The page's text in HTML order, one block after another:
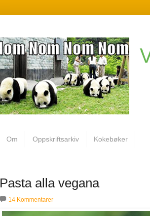
Om Oppskriftsarkiv Kokebøker
Pasta alla vegana
14 Kommentarer